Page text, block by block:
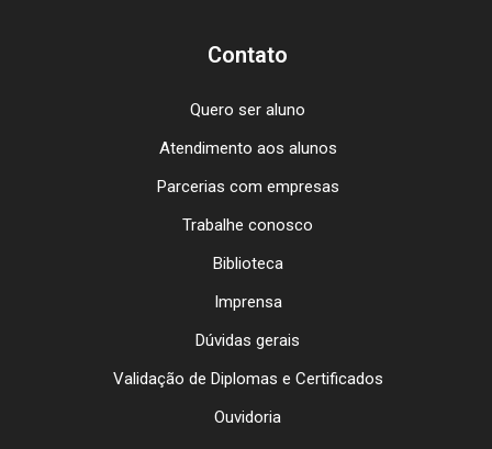
Contato
Quero ser aluno
Atendimento aos alunos
Parcerias com empresas
Trabalhe conosco
Biblioteca
Imprensa
Dúvidas gerais
Validação de Diplomas e Certificados
Ouvidoria